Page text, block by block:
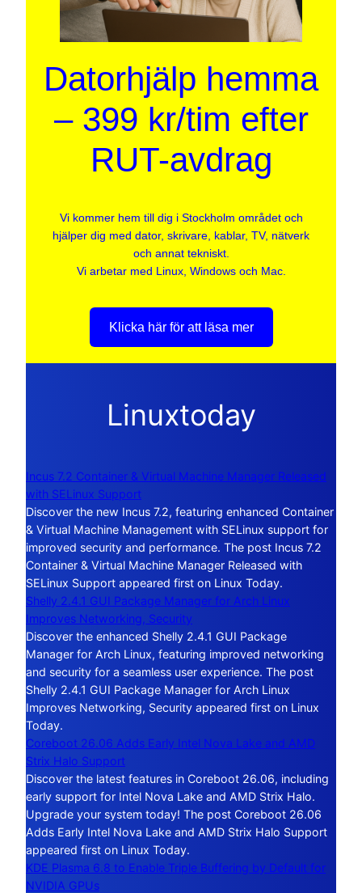
Datorhjälp hemma
– 399 kr/tim efter
RUT-avdrag
Vi kommer hem till dig i Stockholm området och
hjälper dig med dator, skrivare, kablar, TV, nätverk
och annat tekniskt.
Vi arbetar med Linux, Windows och Mac.
Klicka här för att läsa mer
Linuxtoday
Incus 7.2 Container & Virtual Machine Manager Released
with SELinux Support
Discover the new Incus 7.2, featuring enhanced Container
& Virtual Machine Management with SELinux support for
improved security and performance. The post Incus 7.2
Container & Virtual Machine Manager Released with
SELinux Support appeared first on Linux Today.
Shelly 2.4.1 GUI Package Manager for Arch Linux
Improves Networking, Security
Discover the enhanced Shelly 2.4.1 GUI Package
Manager for Arch Linux, featuring improved networking
and security for a seamless user experience. The post
Shelly 2.4.1 GUI Package Manager for Arch Linux
Improves Networking, Security appeared first on Linux
Today.
Coreboot 26.06 Adds Early Intel Nova Lake and AMD
Strix Halo Support
Discover the latest features in Coreboot 26.06, including
early support for Intel Nova Lake and AMD Strix Halo.
Upgrade your system today! The post Coreboot 26.06
Adds Early Intel Nova Lake and AMD Strix Halo Support
appeared first on Linux Today.
KDE Plasma 6.8 to Enable Triple Buffering by Default for
NVIDIA GPUs